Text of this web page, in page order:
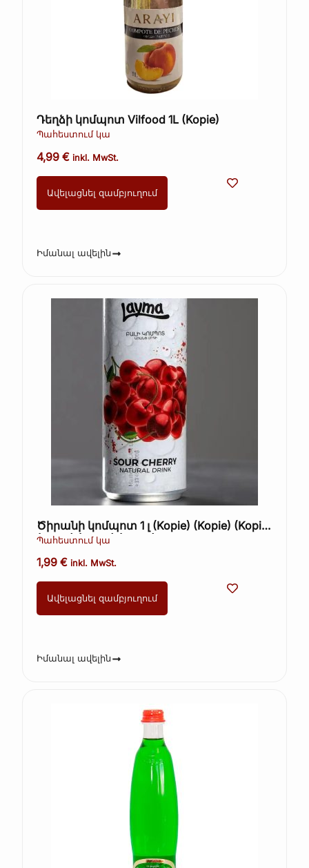
Դեղձի կոմպոտ Vilfood 1L (Kopie)
Պահեստում կա
4,99€ inkl. MwSt.
Ավելացնել զամբյուղում
Իմանալ ավելին
Ծիրանի կոմպոտ 1 լ (Kopie) (Kopie) (Kopie)
(Kopie) (Kopie) (Kopie)
Պահեստում կա
1,99€ inkl. MwSt.
Ավելացնել զամբյուղում
Իմանալ ավելին